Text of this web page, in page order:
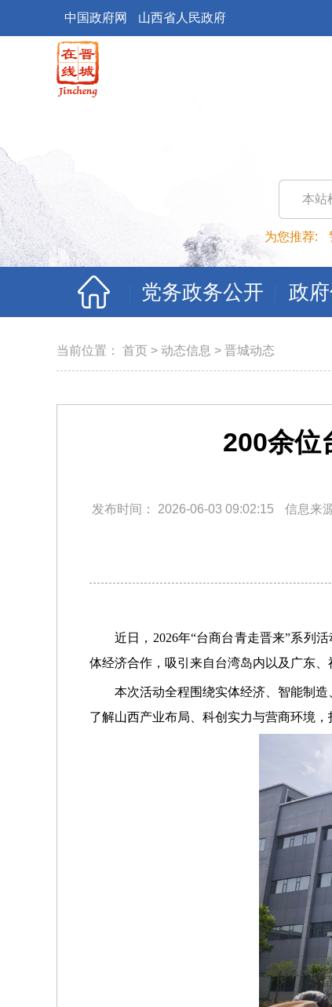
中国政府网 山西省人民政府
本站
为您推荐:
党务政务公开 政
当前位置： 首页 > 动态信息 > 晋城动态
200余位
发布时间： 2026-06-03 09:02:15 信息来
近日，2026年“台商台青走晋来”系列
体经济合作，吸引来自台湾岛内以及广东
本次活动全程围绕实体经济、智能制
了解山西产业布局、科创实力与营商环境